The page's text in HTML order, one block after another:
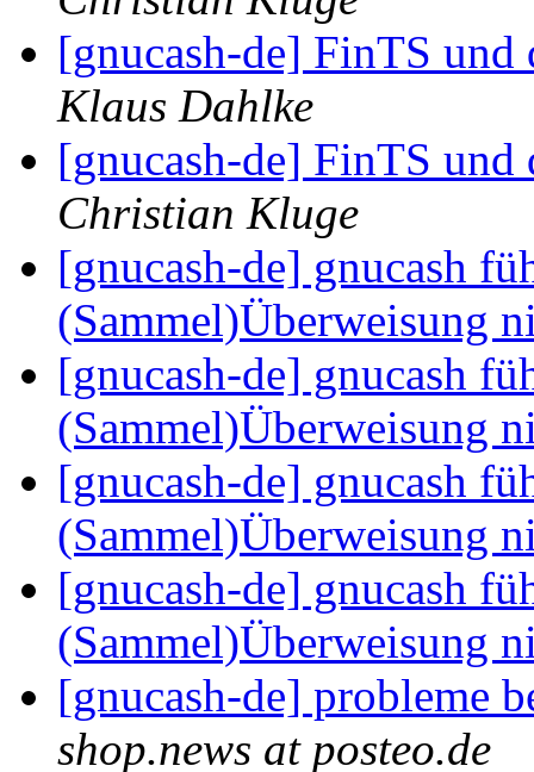
[gnucash-de] FinTS
Klaus Dahlke
[gnucash-de] FinTS
Christian Kluge
[gnucash-de] gnucash
(Sammel)Überweisung
[gnucash-de] gnucash
(Sammel)Überweisung
[gnucash-de] gnucash
(Sammel)Überweisung
[gnucash-de] gnucash
(Sammel)Überweisung
[gnucash-de] probleme
shop.news at posteo.de